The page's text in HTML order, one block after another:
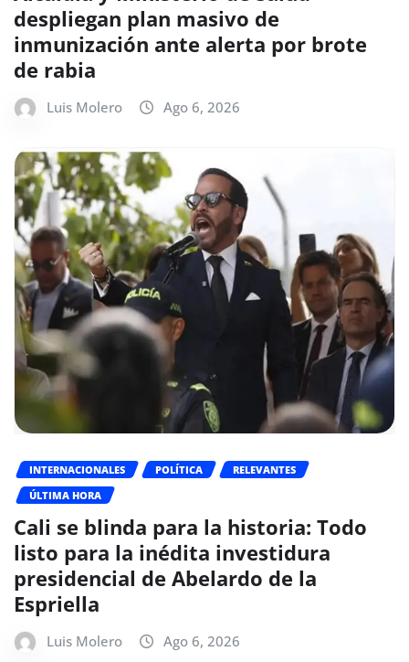
despliegan plan masivo de
inmunización ante alerta por brote
de rabia
Luis Molero Ago 6, 2026
INTERNACIONALES POLÍTICA
RELEVANTES
ÚLTIMA HORA
Cali se blinda para la historia: Todo
listo para la inédita investidura
presidencial de Abelardo de la
Espriella
Luis Molero Ago 6, 2026